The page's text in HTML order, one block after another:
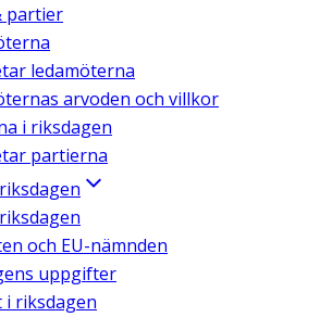
partier
ledamöterna
arvoden och villkor
i riksdagen
partierna
och EU-nämnden
uppgifter
i riksdagen